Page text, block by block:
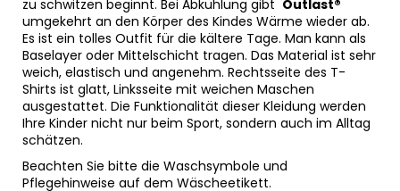
zu schwitzen beginnt. Bei Abkühlung gibt Outlast®
umgekehrt an den Körper des Kindes Wärme wieder ab.
Es ist ein tolles Outfit für die kältere Tage. Man kann als
Baselayer oder Mittelschicht tragen. Das Material ist sehr
weich, elastisch und angenehm. Rechtsseite des T-
Shirts ist glatt, Linksseite mit weichen Maschen
ausgestattet. Die Funktionalität dieser Kleidung werden
Ihre Kinder nicht nur beim Sport, sondern auch im Alltag
schätzen.
Beachten Sie bitte die Waschsymbole und
Pflegehinweise auf dem Wäscheetikett.